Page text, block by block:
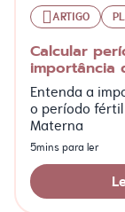
ARTIGO
Calcular
importância
Entenda a
o período
Materna
5mins para ler